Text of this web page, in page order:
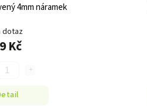
4mm náramek
dotaz
Kč